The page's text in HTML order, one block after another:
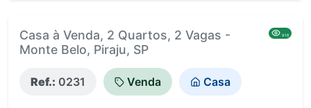
Casa à Venda, 2 Quartos, 2 Vagas -
Monte Belo, Piraju, SP
916
Ref.: 0231 Venda Casa